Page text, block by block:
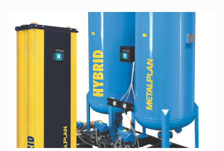
SECADORES
AR
COMPRIMIDO
E
SUAS
APLICAÇÕES